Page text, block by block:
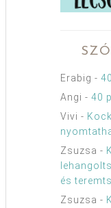
Erabig -
Angi - 40
Vivi -
Zsuzsa -
és
Zsuzsa -